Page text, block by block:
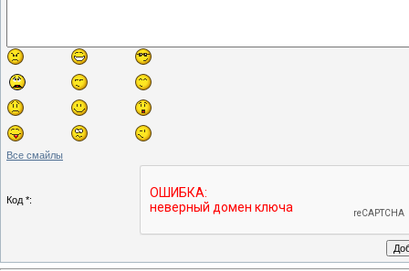
Все смайлы
Код *: